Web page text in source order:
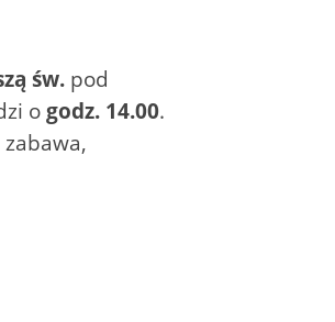
św. pod
ogodz. 14.00.